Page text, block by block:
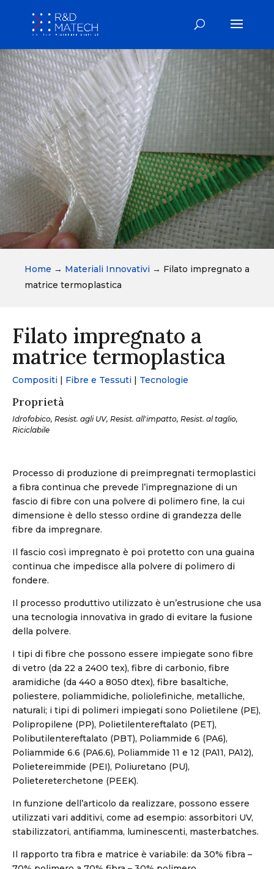
Home → Materiali Innovativi → Filato impregnato a
matrice termoplastica
Filato impregnato a
matrice termoplastica
Compositi | Fibre e Tessuti | Tecnologie
Proprietà
Idrofobico, Resist. agli UV, Resist. all'impatto, Resist. al taglio,
Riciclabile
Processo di produzione di preimpregnati termoplastici
a fibra continua che prevede l’impregnazione di un
fascio di fibre con una polvere di polimero fine, la cui
dimensione è dello stesso ordine di grandezza delle
fibre da impregnare.
Il fascio così impregnato è poi protetto con una guaina
continua che impedisce alla polvere di polimero di
fondere.
Il processo produttivo utilizzato è un’estrusione che usa
una tecnologia innovativa in grado di evitare la fusione
della polvere.
I tipi di fibre che possono essere impiegate sono fibre
di vetro (da 22 a 2400 tex), fibre di carbonio, fibre
aramidiche (da 440 a 8050 dtex), fibre basaltiche,
poliestere, poliammidiche, poliolefiniche, metalliche,
naturali; i tipi di polimeri impiegati sono Polietilene (PE),
Polipropilene (PP), Polietilentereftalato (PET),
Polibutilentereftalato (PBT), Poliammide 6 (PA6),
Poliammide 6.6 (PA6.6), Poliammide 11 e 12 (PA11, PA12),
Polietereimmide (PEI), Poliuretano (PU),
Polietereterchetone (PEEK).
In funzione dell’articolo da realizzare, possono essere
utilizzati vari additivi, come ad esempio: assorbitori UV,
stabilizzatori, antifiamma, luminescenti, masterbatches.
Il rapporto tra fibra e matrice è variabile: da 30% fibra –